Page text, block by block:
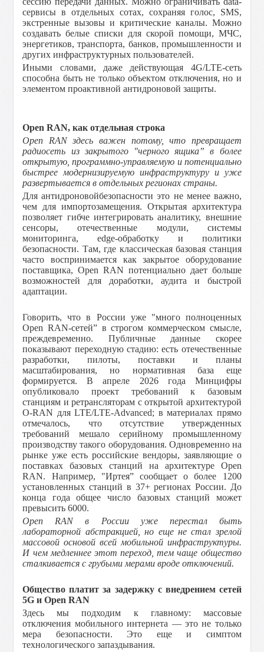
сервисы в отдельных сотах, сохраняя голос, SMS,
экстренные вызовы и критические каналы. Можно
создавать белые списки для скорой помощи, МЧС,
энергетиков, транспорта, банков, промышленности и
других инфраструктурных пользователей.
Иными словами, даже действующая 4G/LTE-сеть
способна быть не только объектом отключения, но и
элементом проактивной антидроновой защиты.
Open RAN, как отдельная строка
Open RAN здесь важен потому, что превращает
радиосеть из закрытого "черного ящика” в более
открытую, программно-управляемую и потенциально
быстрее модернизируемую инфраструктуру и уже
развертывается в отдельных регионах страны.
Для антидроновойбезопасности это не менее важно,
чем для импортозамещения. Открытая архитектура
позволяет гибче интегрировать аналитику, внешние
сенсоры, отечественные модули, системы
мониторинга, edge-обработку и политики
безопасности. Там, где классическая базовая станция
часто воспринимается как закрытое оборудование
поставщика, Open RAN потенциально дает больше
возможностей для доработки, аудита и быстрой
адаптации.
Говорить, что в России уже "много полноценных
Open RAN-сетей” в строгом коммерческом смысле,
преждевременно. Публичные данные скорее
показывают переходную стадию: есть отечественные
разработки, пилоты, поставки и планы
масштабирования, но нормативная база еще
формируется. В апреле 2026 года Минцифры
опубликовало проект требований к базовым
станциям и ретрансляторам с открытой архитектурой
O-RAN для LTE/LTE-Advanced; в материалах прямо
отмечалось, что отсутствие утвержденных
требований мешало серийному промышленному
производству такого оборудования. Одновременно на
рынке уже есть российские вендоры, заявляющие о
поставках базовых станций на архитектуре Open
RAN. Например, "Иртея” сообщает о более 1200
установленных станций в 37+ регионах России. До
конца года общее число базовых станций может
превысить 6000.
Open RAN в России уже перестал быть
лабораторной абстракцией, но еще не стал зрелой
массовой основой всей мобильной инфраструктуры.
И чем медленнее этот переход, тем чаще общество
сталкивается с грубыми мерами вроде отключений.
Общество платит за задержку с внедрением сетей
5G и Open RAN
Здесь мы подходим к главному: массовые
отключения мобильного интернета — это не только
мера безопасности. Это еще и симптом
технологического запаздывания.